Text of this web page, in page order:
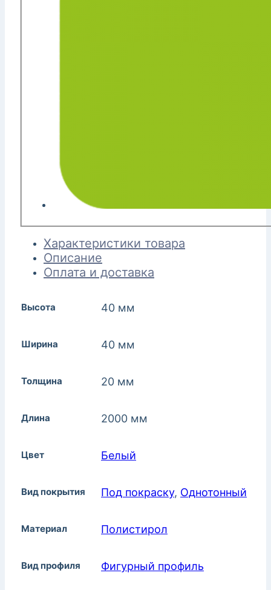
Характеристики товара
Описание
Оплата и доставка
Высота 40 мм
Ширина 40 мм
Толщина 20 мм
Длина 2000 мм
Цвет Белый
Вид покрытия Под покраску, Однотонный
Материал Полистирол
Вид профиля Фигурный профиль